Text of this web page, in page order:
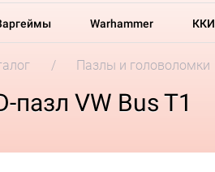
Warhammer ККИ
Пазлы и головоломки
VW Bus T1